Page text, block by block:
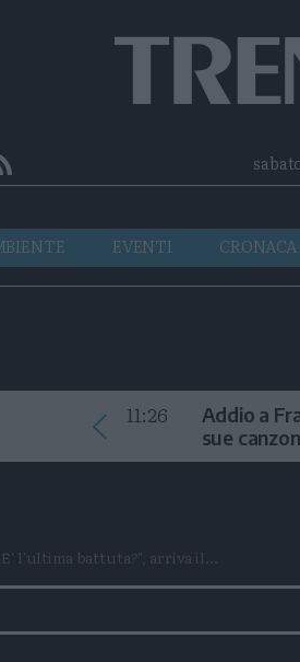
Telegram
RSS
EVENTI CRONACA
11:26
Addio a
sue
la storia
l'ultima battuta?", arriva il...